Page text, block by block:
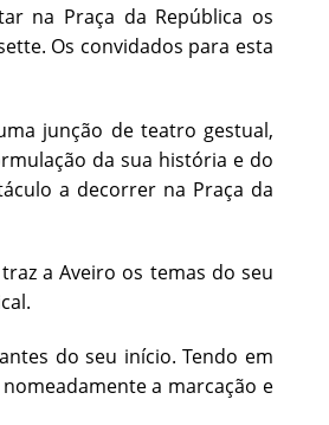
na Praça da República os
Os convidados para esta
junção de teatro gestual,
da sua história e do
a decorrer na Praça da
a Aveiro os temas do seu
do seu início. Tendo em
a marcação e